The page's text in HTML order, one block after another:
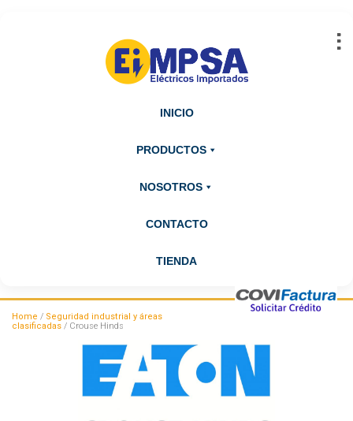
Abrir barra de herramientas
INICIO
PRODUCTOS
NOSOTROS
CONTACTO
TIENDA
Home / Seguridad industrial y áreas
clasificadas / Crouse Hinds